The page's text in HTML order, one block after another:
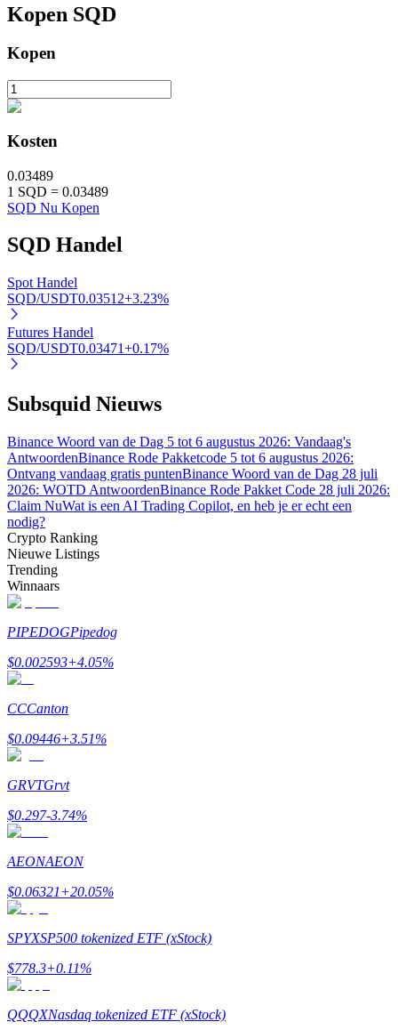
Auto Invest
Leer staken
Bitrue
AI
Bitrue-partners
Tot 65% commissies!
Doorverwijzing
Kopen SQD
Kopen
Kosten
0.03489
1 SQD = 0.03489
SQD Nu Kopen
SQD Handel
Spot Handel
SQD/USDT0.03512+3.23%
Futures Handel
SQD/USDT0.03471+0.17%
Subsquid Nieuws
Binance Woord van de Dag 5 tot 6 augustus 2026: Vandaag's
AntwoordenBinance Rode Pakketcode 5 tot 6 augustus 2026:
Ontvang vandaag gratis puntenBinance Woord van de Dag 28 juli
2026: WOTD AntwoordenBinance Rode Pakket Code 28 juli 2026:
Claim NuWat is een AI Trading Copilot, en heb je er echt een
nodig?
Crypto Ranking
Nieuwe Listings
Trending
Winnaars
PIPEDOGPipedog
$0.002593+4.05%
CCCanton
$0.09446+3.51%
GRVTGrvt
$0.297-3.74%
AEONAEON
$0.06321+20.05%
SPYXSP500 tokenized ETF (xStock)
$778.3+0.11%
QQQXNasdaq tokenized ETF (xStock)